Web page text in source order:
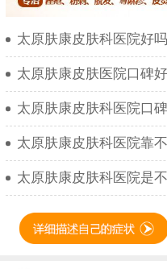
太原肤康皮肤科医院好
太原肤康皮肤医院口碑
太原肤康皮肤科医院口
太原肤康皮肤科医院靠
太原肤康皮肤科医院是